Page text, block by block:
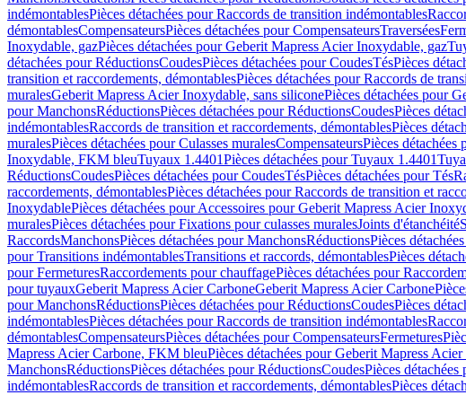
indémontablesPièces détachées pour Raccords de transition indémontables
démontablesCompensateursPièces détachées pour CompensateursTraversées
Inoxydable, gazPièces détachées pour Geberit Mapress Acier Inoxydable, gaz
détachées pour RéductionsCoudesPièces détachées pour CoudesTésPièces
transition et raccordements, démontablesPièces détachées pour Raccords de
muralesGeberit Mapress Acier Inoxydable, sans siliconePièces détachées pour
pour ManchonsRéductionsPièces détachées pour RéductionsCoudesPièces
indémontablesRaccords de transition et raccordements, démontablesPièces
muralesPièces détachées pour Culasses muralesCompensateursPièces détachées
Inoxydable, FKM bleuTuyaux 1.4401Pièces détachées pour Tuyaux 1.4401
RéductionsCoudesPièces détachées pour CoudesTésPièces détachées pour Tés
raccordements, démontablesPièces détachées pour Raccords de transition et
InoxydablePièces détachées pour Accessoires pour Geberit Mapress Acier
muralesPièces détachées pour Fixations pour culasses muralesJoints d'étanchéité
RaccordsManchonsPièces détachées pour ManchonsRéductionsPièces
pour Transitions indémontablesTransitions et raccords, démontablesPièces
pour FermeturesRaccordements pour chauffagePièces détachées pour
pour tuyauxGeberit Mapress Acier CarboneGeberit Mapress Acier Carbone
pour ManchonsRéductionsPièces détachées pour RéductionsCoudesPièces
indémontablesPièces détachées pour Raccords de transition indémontables
démontablesCompensateursPièces détachées pour CompensateursFermetures
Mapress Acier Carbone, FKM bleuPièces détachées pour Geberit Mapress
ManchonsRéductionsPièces détachées pour RéductionsCoudesPièces détachées
indémontablesRaccords de transition et raccordements, démontablesPièces